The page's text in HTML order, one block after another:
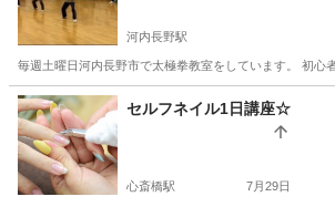
河内長野駅
毎週土曜日河内長野市で太極拳教室をしています。 初
大阪 河内長野市 河内長野駅 その他
セルフネイル1日講座☆
心斎橋駅 7月29日